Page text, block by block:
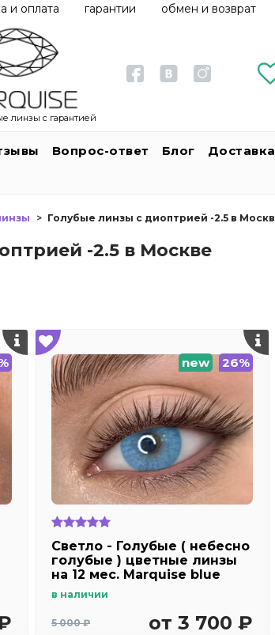
и оплата гарантии обмен и возврат
линзы с гарантией
Вопрос-ответ Блог
Доставка
Голубые линзы с диоптрией -2.5 в
-2.5 в Москве
new 26%
Светло - Голубые ( небесно
голубые ) цветные линзы
на 12 мес. Marquise blue
в наличии
5 000 ₽ от 3 700 ₽